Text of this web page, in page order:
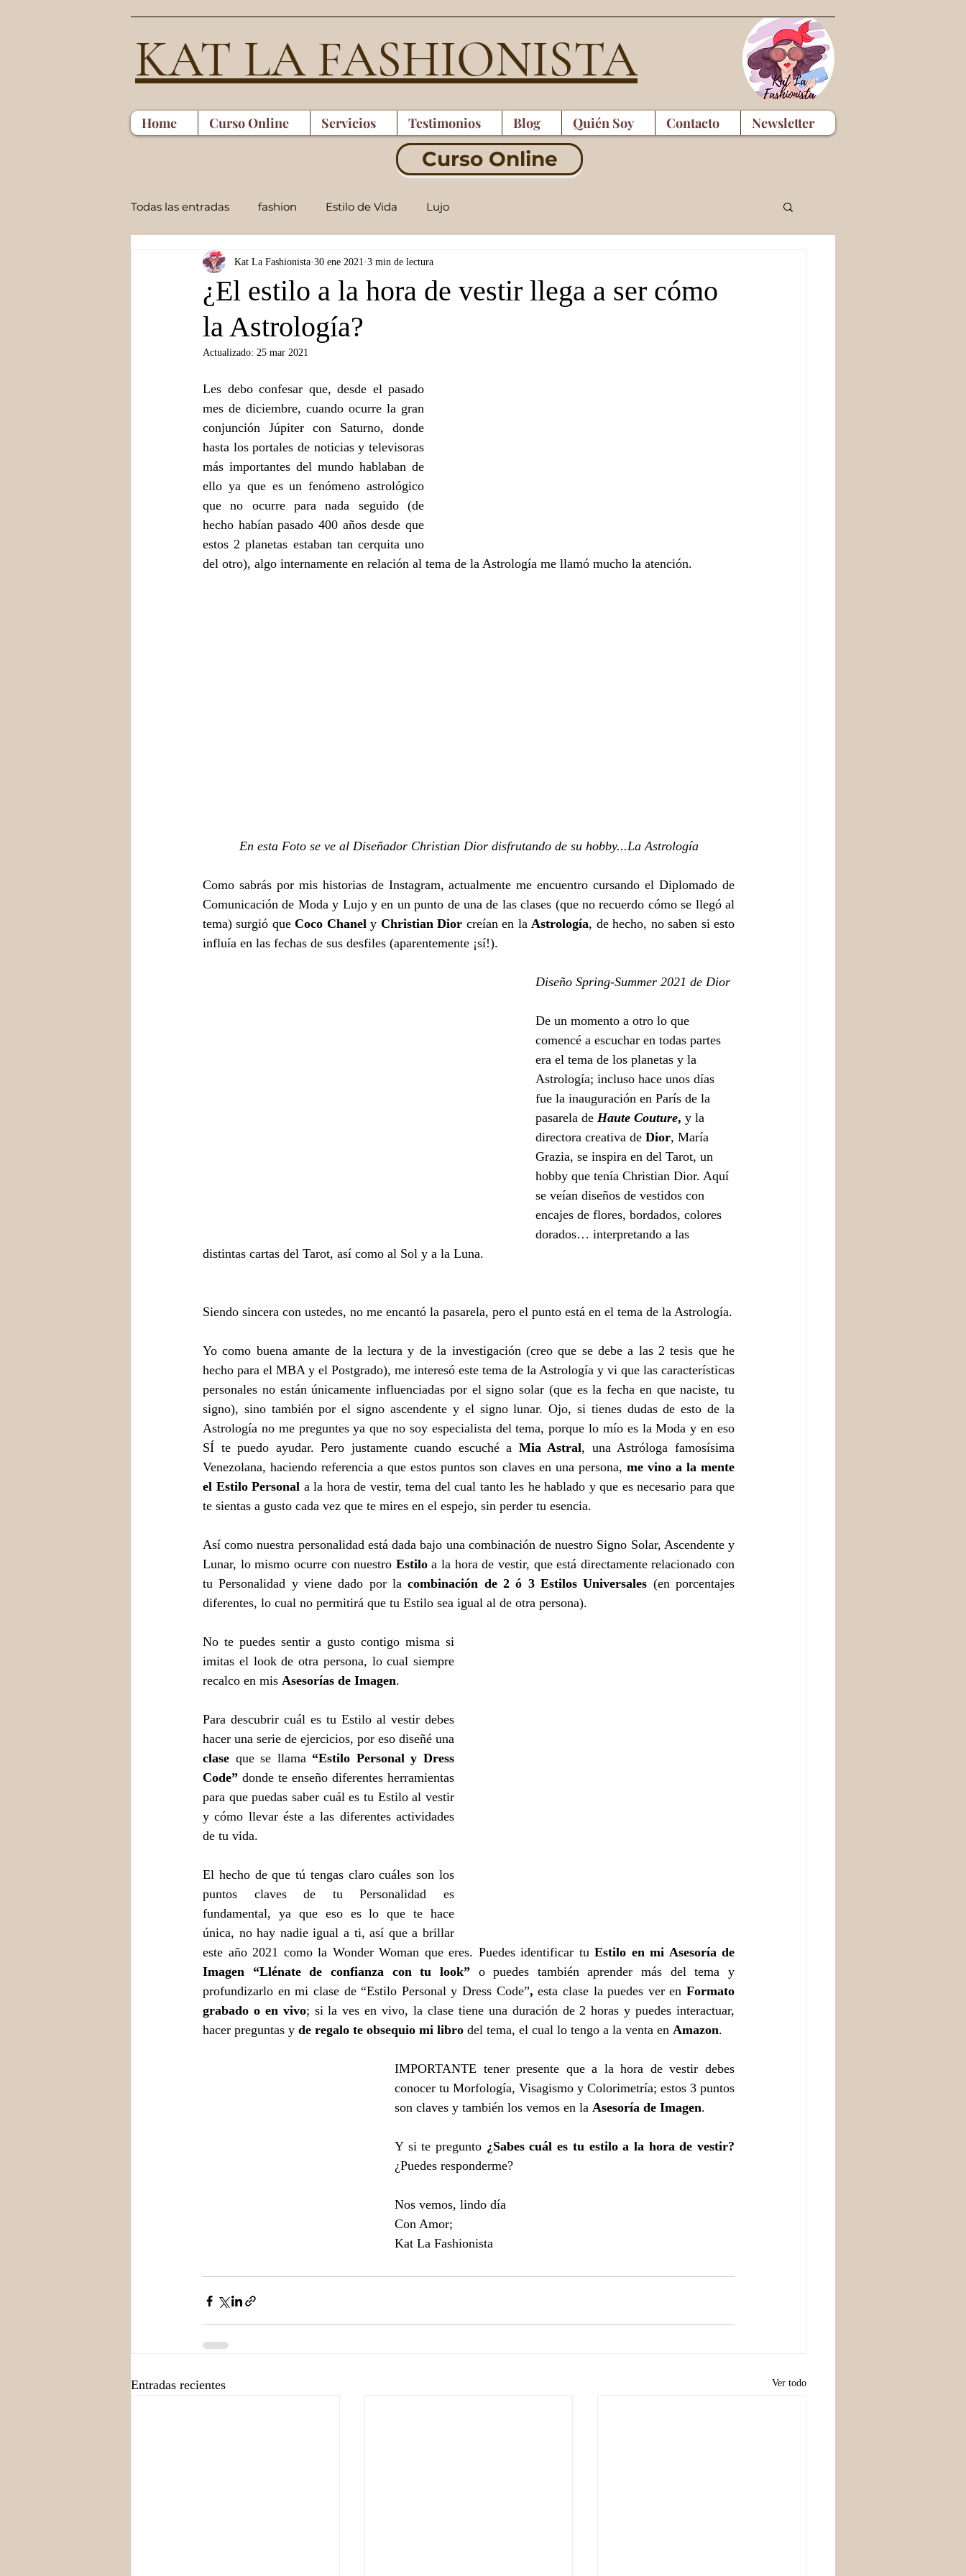
KAT LA FASHIONISTA
Home Curso Online Servicios Testimonios Blog Quién Soy Contacto Newsletter
Curso Online
Todas las entradas fashion Estilo de Vida Lujo
¿El estilo a la hora de vestir llega a ser cómo
la Astrología?
Kat La Fashionista 30 ene 2021 3 min de lectura
Actualizado: 25 mar 2021
Les debo confesar que, desde el pasado
mes de diciembre, cuando ocurre la gran
conjunción Júpiter con Saturno, donde
hasta los portales de noticias y televisoras
más importantes del mundo hablaban de
ello ya que es un fenómeno astrológico
que no ocurre para nada seguido (de
hecho habían pasado 400 años desde que
estos 2 planetas estaban tan cerquita uno
del otro), algo internamente en relación al tema de la Astrología me llamó mucho la atención.
En esta Foto se ve al Diseñador Christian Dior disfrutando de su hobby...La Astrología
Como sabrás por mis historias de Instagram, actualmente me encuentro cursando el Diplomado de
Comunicación de Moda y Lujo y en un punto de una de las clases (que no recuerdo cómo se llegó al
tema) surgió que Coco Chanel y Christian Dior creían en la Astrología, de hecho, no saben si esto
influía en las fechas de sus desfiles (aparentemente ¡sí!).
Diseño Spring-Summer 2021 de Dior
De un momento a otro lo que
comencé a escuchar en todas partes
era el tema de los planetas y la
Astrología; incluso hace unos días
fue la inauguración en París de la
pasarela de Haute Couture, y la
directora creativa de Dior, María
Grazia, se inspira en del Tarot, un
hobby que tenía Christian Dior. Aquí
se veían diseños de vestidos con
encajes de flores, bordados, colores
dorados… interpretando a las
distintas cartas del Tarot, así como al Sol y a la Luna.
Siendo sincera con ustedes, no me encantó la pasarela, pero el punto está en el tema de la Astrología.
Yo como buena amante de la lectura y de la investigación (creo que se debe a las 2 tesis que he
hecho para el MBA y el Postgrado), me interesó este tema de la Astrología y vi que las características
personales no están únicamente influenciadas por el signo solar (que es la fecha en que naciste, tu
signo), sino también por el signo ascendente y el signo lunar. Ojo, si tienes dudas de esto de la
Astrología no me preguntes ya que no soy especialista del tema, porque lo mío es la Moda y en eso
SÍ te puedo ayudar. Pero justamente cuando escuché a Mia Astral, una Astróloga famosísima
Venezolana, haciendo referencia a que estos puntos son claves en una persona, me vino a la mente
el Estilo Personal a la hora de vestir, tema del cual tanto les he hablado y que es necesario para que
te sientas a gusto cada vez que te mires en el espejo, sin perder tu esencia.
Así como nuestra personalidad está dada bajo una combinación de nuestro Signo Solar, Ascendente y
Lunar, lo mismo ocurre con nuestro Estilo a la hora de vestir, que está directamente relacionado con
tu Personalidad y viene dado por la combinación de 2 ó 3 Estilos Universales (en porcentajes
diferentes, lo cual no permitirá que tu Estilo sea igual al de otra persona).
No te puedes sentir a gusto contigo misma si
imitas el look de otra persona, lo cual siempre
recalco en mis Asesorías de Imagen.
Para descubrir cuál es tu Estilo al vestir debes
clase que se llama “Estilo Personal y Dress
Code” donde te enseño diferentes herramientas
para que puedas saber cuál es tu Estilo al vestir
y cómo llevar éste a las diferentes actividades
de tu vida.
El hecho de que tú tengas claro cuáles son los
puntos claves de tu Personalidad es
fundamental, ya que eso es lo que te hace
única, no hay nadie igual a ti, así que a brillar
este año 2021 como la Wonder Woman que eres. Puedes identificar tu Estilo en mi Asesoría de
Imagen “Llénate de confianza con tu look” o puedes también aprender más del tema y
profundizarlo en mi clase de “Estilo Personal y Dress Code”, esta clase la puedes ver en Formato
grabado o en vivo; si la ves en vivo, la clase tiene una duración de 2 horas y puedes interactuar,
hacer preguntas y de regalo te obsequio mi libro del tema, el cual lo tengo a la venta en Amazon.
IMPORTANTE tener presente que a la hora de vestir debes
conocer tu Morfología, Visagismo y Colorimetría; estos 3 puntos
son claves y también los vemos en la Asesoría de Imagen.
Y si te pregunto
¿Puedes responderme?
Nos vemos, lindo día
Con Amor;
Kat La Fashionista
Entradas recientes Ver todo